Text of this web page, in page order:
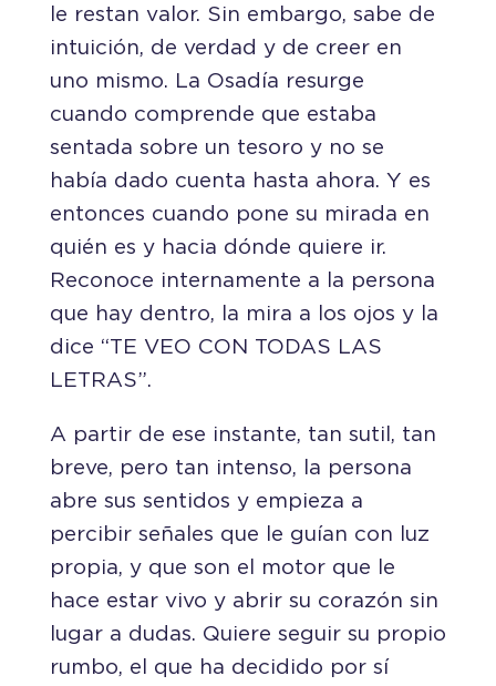
le restan valor. Sin embargo, sabe de
intuición, de verdad y de creer en
uno mismo. La Osadía resurge
cuando comprende que estaba
sentada sobre un tesoro y no se
había dado cuenta hasta ahora. Y es
entonces cuando pone su mirada en
quién es y hacia dónde quiere ir.
Reconoce internamente a la persona
que hay dentro, la mira a los ojos y la
dice “TE VEO CON TODAS LAS
LETRAS”.
A partir de ese instante, tan sutil, tan
breve, pero tan intenso, la persona
abre sus sentidos y empieza a
percibir señales que le guían con luz
propia, y que son el motor que le
hace estar vivo y abrir su corazón sin
lugar a dudas. Quiere seguir su propio
rumbo, el que ha decidido por sí